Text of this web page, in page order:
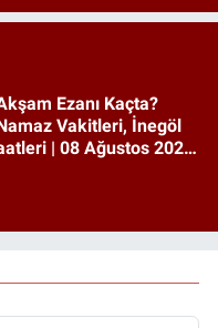
Ezanı Kaçta?
Vakitleri, İnegöl
| 08 Ağustos 2026